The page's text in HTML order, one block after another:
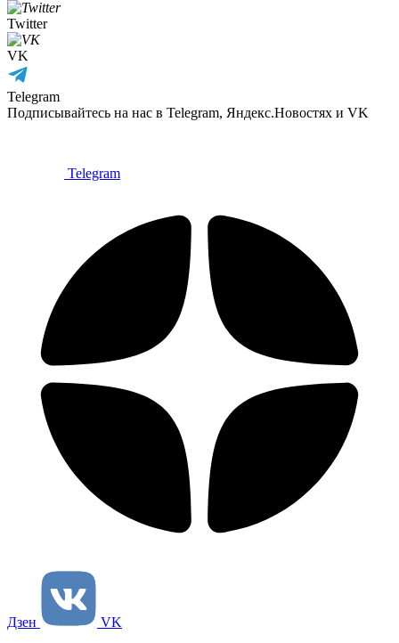
Twitter
VK
Telegram
Подписывайтесь на нас в Telegram, Яндекс.Новостях и VK
Telegram
Дзен VK